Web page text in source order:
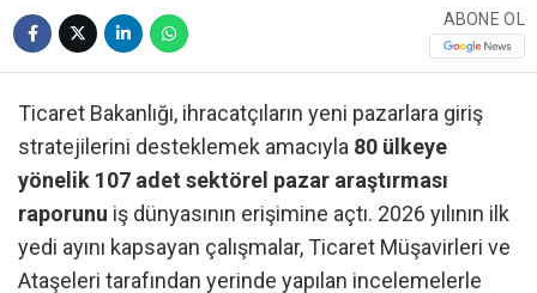
ABONE OL
Ticaret Bakanlığı, ihracatçıların yeni pazarlara giriş
stratejilerini desteklemek amacıyla 80 ülkeye
yönelik 107 adet sektörel pazar araştırması
raporunu iş dünyasının erişimine açtı. 2026 yılının ilk
yedi ayını kapsayan çalışmalar, Ticaret Müşavirleri ve
Ataşeleri tarafından yerinde yapılan incelemelerle